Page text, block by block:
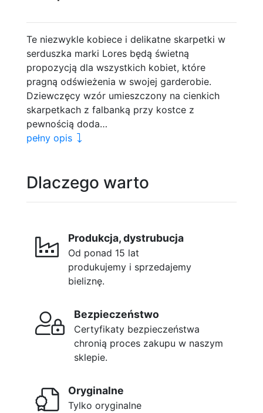
Te niezwykle kobiece i delikatne skarpetki w
serduszka marki Lores będą świetną
propozycją dla wszystkich kobiet, które
pragną odświeżenia w swojej garderobie.
Dziewczęcy wzór umieszczony na cienkich
skarpetkach z falbanką przy kostce z
pewnością doda…
pełny opis
Dlaczego warto
Produkcja, dystrubucja
Od ponad 15 lat
produkujemy i sprzedajemy
bieliznę.
Bezpieczeństwo
Certyfikaty bezpieczeństwa
chronią proces zakupu w naszym
sklepie.
Oryginalne
Tylko oryginalne